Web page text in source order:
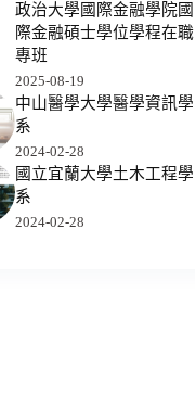
政治大學國際金融學院國
際金融碩士學位學程在職
專班
2025-08-19
中山醫學大學醫學資訊學
系
2024-02-28
國立宜蘭大學土木工程學
系
2024-02-28